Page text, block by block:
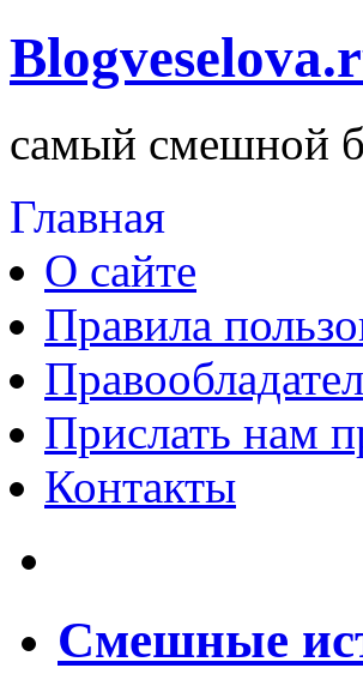
самый смешной
Главная
О сайте
Правила
Прислать нам
Контакты
Смешные